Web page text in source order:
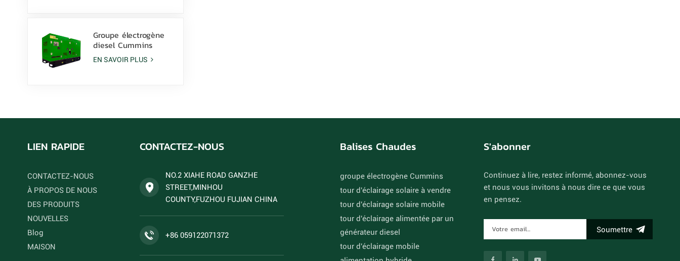
Groupe électrogène
diesel Cummins
6ZTAA13-G2 de 425
kVA pour applications
EN SAVOIR PLUS
LIEN RAPIDE
CONTACTEZ-NOUS
À PROPOS DE NOUS
DES PRODUITS
NOUVELLES
Blog
MAISON
CONTACTEZ-NOUS
NO.2 XIAHE ROAD GANZHE
STREET,MINHOU
COUNTY,FUZHOU FUJIAN CHINA
+86 059122071372
Balises Chaudes
groupe électrogène Cummins
tour d'éclairage solaire à vendre
tour d'éclairage solaire mobile
tour d'éclairage alimentée par un
générateur diesel
tour d'éclairage mobile
S'abonner
Continuez à lire, restez informé, abonnez-vous
et nous vous invitons à nous dire ce que vous
en pensez.
Soumettre